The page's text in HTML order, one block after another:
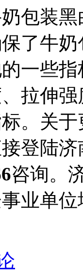
装黑
了牛
一些
拉伸
。关
登陆
咨询。
业单